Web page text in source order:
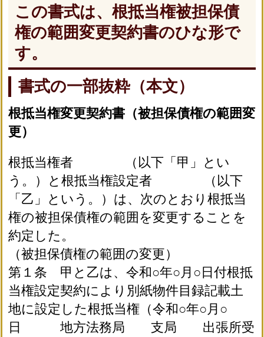
この書式は、根抵当権被担保債
権の範囲変更契約書のひな形で
す。
書式の一部抜粋（本文）
根抵当権変更契約書（被担保債権の範囲変
更）
根抵当権者 （以下「甲」とい
う。）と根抵当権設定者 （以下
「乙」という。）は、次のとおり根抵当
権の被担保債権の範囲を変更することを
約定した。
（被担保債権の範囲の変更）
第１条 甲と乙は、令和○年○月○日付根抵
当権設定契約により別紙物件目録記載土
地に設定した根抵当権（令和○年○月○
日 地方法務局 支局 出張所受